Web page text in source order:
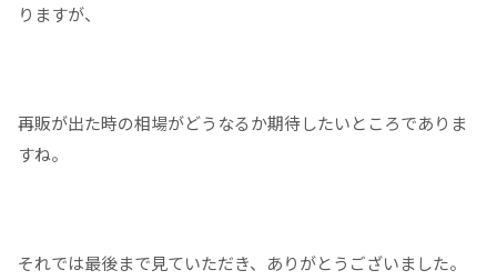
りますが、
再販が出た時の相場がどうなるか期待したいところでありま
すね。
それでは最後まで見ていただき、ありがとうございました。